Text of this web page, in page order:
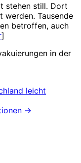
stehen still. Dort
werden. Tausende
betroffen, auch
]
in der
leicht
→